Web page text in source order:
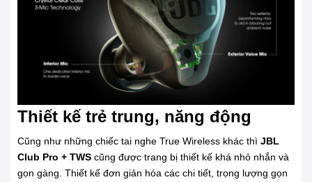
Thiết kế trẻ trung, năng động
Cũng như những chiếc tai nghe True Wireless khác thì JBL
Club Pro + TWS cũng được trang bị thiết kế khá nhỏ nhắn và
gọn gàng. Thiết kế đơn giản hóa các chi tiết, trọng lượng gọn